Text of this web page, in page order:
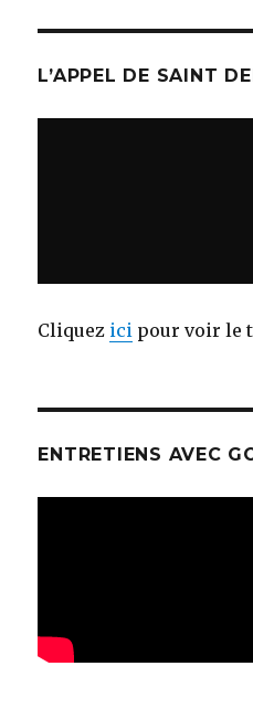
L’APPEL DE SAINT
Cliquez ici pour voir le
ENTRETIENS AVEC